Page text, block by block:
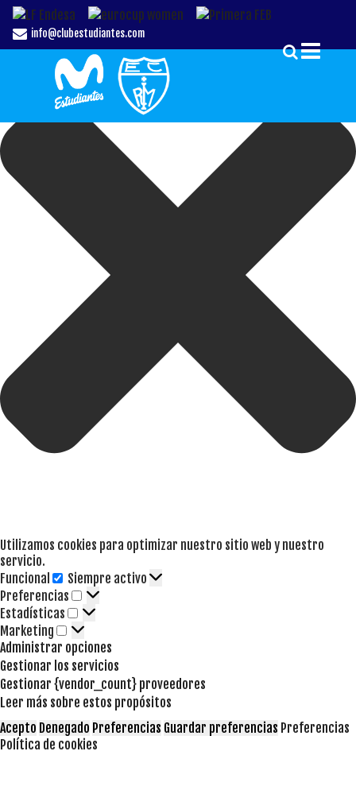
Gestionar el Consentimiento de las Cookies
Utilizamos cookies para optimizar nuestro sitio web y nuestro
servicio.
Funcional
Funcional
Siempre activo
Preferencias
Preferencias
Estadísticas Estadísticas
Marketing Marketing
Administrar opciones
Gestionar los servicios
Gestionar {vendor_count} proveedores
Leer más sobre estos propósitos
Acepto Denegado Preferencias Guardar preferencias Preferencias
Política de cookies
info@clubestudiantes.com